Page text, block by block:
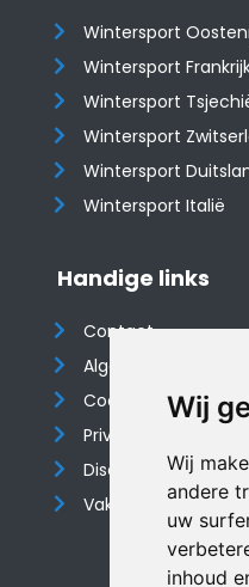
Wij
Wij
andere
uw
inhoud
Wintersport
Wintersport
Wintersport
Wintersport
Wintersport
Wintersport Italië
Handige links
Contact
Algemene
Cookieverklaring
Privacyverklaring
Disclaimer
Vakantiehuis